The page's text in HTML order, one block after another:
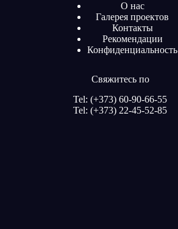
О нас
Галерея проектов
Контакты
Рекомендации
Конфиденциальность
Свяжитесь по
Tel: (+373) 60-90-66-55
Tel: (+373) 22-45-52-85